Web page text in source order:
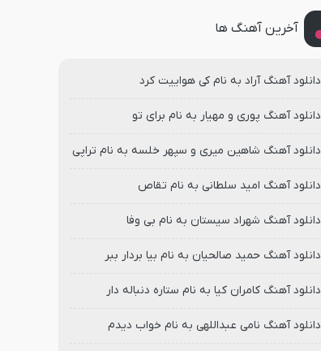
آخرین آهنگ ها
دانلود آهنگ آراد به نام کی هواییت کرد
دانلود آهنگ پوری و مهیار به نام برای تو
دانلود آهنگ شاهین میری و سپهر خلسه به نام تراپی
دانلود آهنگ امید سلطانی به نام تقاص
دانلود آهنگ شهراد سیستان به نام بی وفا
دانلود آهنگ حمید صالحیان به نام بیا بردار ببر
دانلود آهنگ کامران کیا به نام ستاره دنباله دار
دانلود آهنگ نامی عبداللهی به نام خواب دیدم